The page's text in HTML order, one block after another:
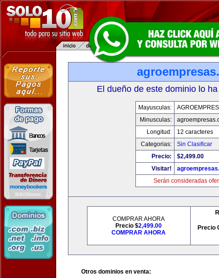
El dueño de este dominio lo
Mayusculas:
Minusculas:
Longitud:
12 caracteres
Categorias:
Sin Clasificar
Precio:
$2,499.00
Visitar!
Serán consideradas
COMPRAR AHORA
Precio $2,499.00
COMPRAR AHORA
Precio
Otros dominios en venta: